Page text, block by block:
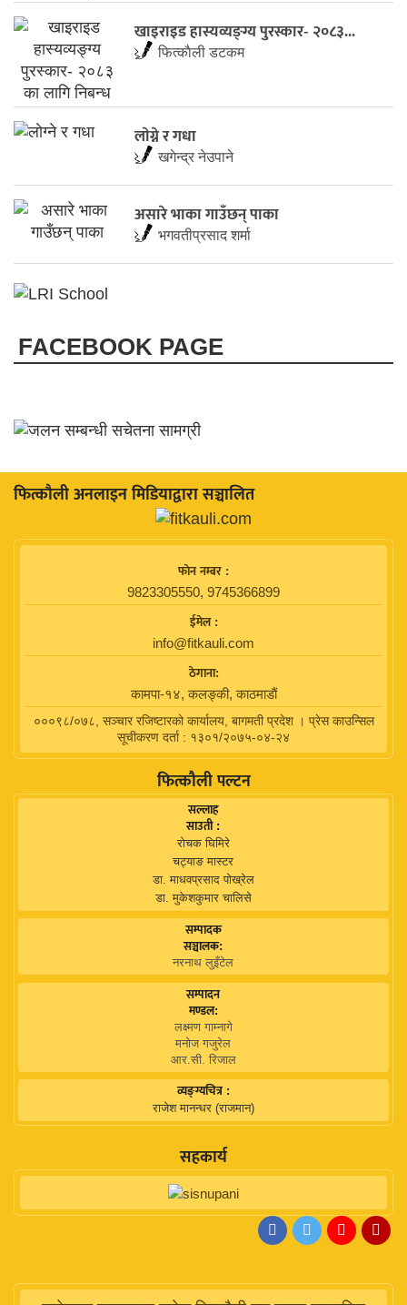
खाइराइड हास्यव्यङ्ग्य पुरस्कार- २०८३...
फित्काैली डटकम
लाेग्ने र गधा
खगेन्द्र नेउपाने
असारे भाका गाउँछन् पाका
भगवतीप्रसाद शर्मा
FACEBOOK PAGE
फित्काैली अनलाइन मिडियाद्वारा सञ्चालित
फाेन नम्बर :
9823305550, 9745366899
ईमेल :
info@fitkauli.com
ठेगाना:
कामपा-१४, कलङ्की, काठमाडाैं
०००९८/०७८, सञ्चार रजिष्टारको कार्यालय, बागमती प्रदेश । प्रेस काउन्सिल
सूचीकरण दर्ता : १३०१/२०७५-०४-२४
फित्कौली पल्टन
सल्लाह
साउती :
रोचक घिमिरे
चट्याङ मास्टर
डा. माधवप्रसाद पोख्रेल
डा. मुकेशकुमार चालिसे
सम्पादक
सञ्चालक:
नरनाथ लुइँटेल
सम्पादन
मण्डल:
लक्ष्मण गाम्नागे
मनोज गजुरेल
आर.सी. रिजाल
व्यङ्ग्यचित्र :
राजेश मानन्धर (राजमान)
सहकार्य